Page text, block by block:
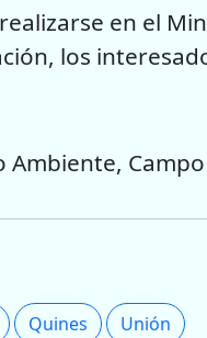
en el
los
Quines Unión